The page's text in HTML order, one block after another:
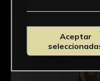
Aceptar